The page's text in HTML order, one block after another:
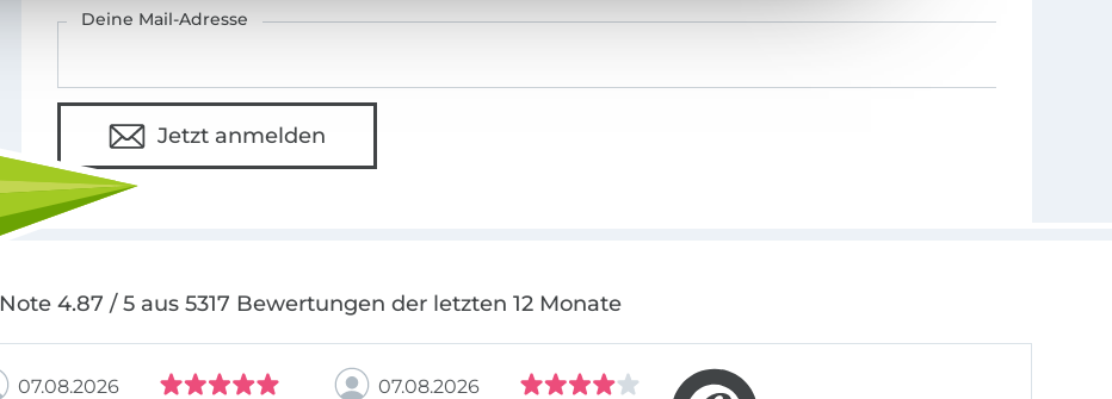
Deine Mail-Adresse
Jetzt anmelden
Note 4.87 / 5 aus 5317 Bewertungen der letzten 12 Monate
07.08.2026
07.08.2026